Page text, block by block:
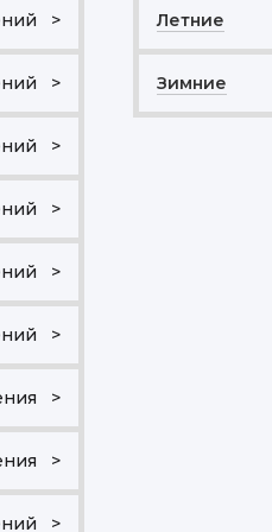
>
>
>
>
>
>
>
>
>
Летние
Зимние